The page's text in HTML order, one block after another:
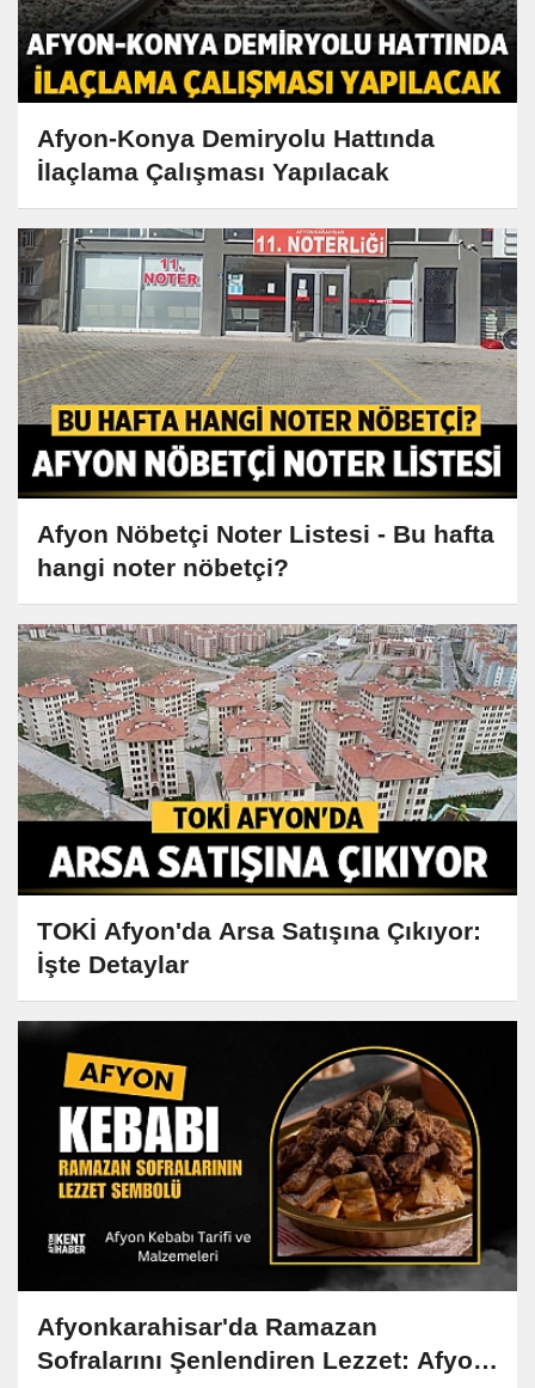
Afyon-Konya Demiryolu Hattında
İlaçlama Çalışması Yapılacak
Afyon Nöbetçi Noter Listesi - Bu hafta
hangi noter nöbetçi?
TOKİ Afyon'da Arsa Satışına Çıkıyor:
İşte Detaylar
Afyonkarahisar'da Ramazan
Sofralarını Şenlendiren Lezzet: Afyon